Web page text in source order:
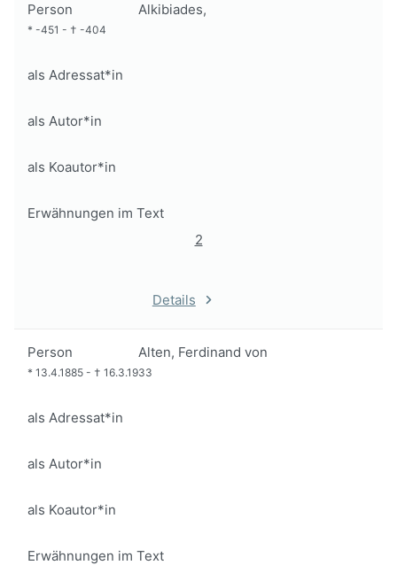
Person Alkibiades,
* -451 - † -404
als Adressat*in
als Autor*in
als Koautor*in
Erwähnungen im Text
2
Details
Person Alten, Ferdinand von
* 13.4.1885 - † 16.3.1933
als Adressat*in
als Autor*in
als Koautor*in
Erwähnungen im Text